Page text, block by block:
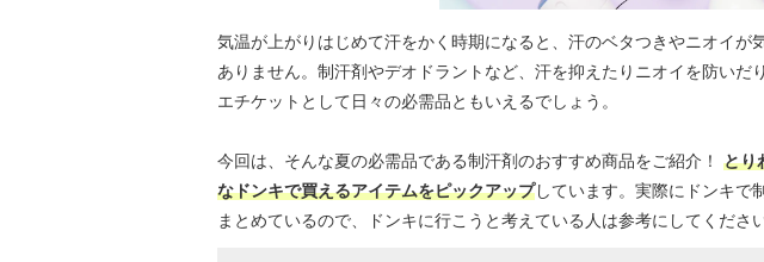
気温が上がりはじめて汗をかく時期になると、汗のベタつきやニオイが
ありません。制汗剤やデオドラントなど、汗を抑えたりニオイを防いだ
エチケットとして日々の必需品ともいえるでしょう。
今回は、そんな夏の必需品である制汗剤のおすすめ商品をご紹介！ とり
なドンキで買えるアイテムをピックアップしています。実際にドンキで
まとめているので、ドンキに行こうと考えている人は参考にしてくださ